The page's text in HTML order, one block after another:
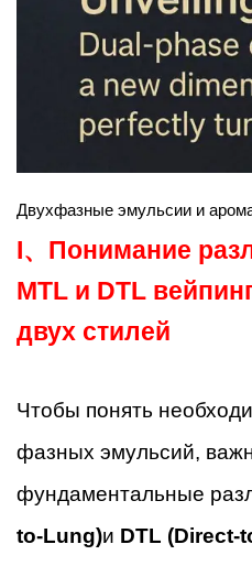
Двухфазные эмульсии и
I、 Понимание
MTL и DTL
двух стилей
Чтобы понять
фазных эмульсий,
фундаментальные
to-Lung)и DTL (Direct-